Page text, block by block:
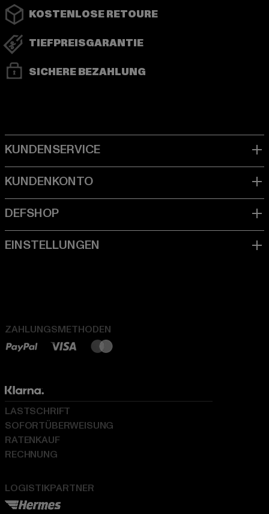
KOSTENLOSE RETOURE
TIEFPREISGARANTIE
SICHERE BEZAHLUNG
ZAHLUNGSMETHODEN
LOGISTIKPARTNER
LASTSCHRIFT
SOFORTÜBERWEISUNG
RATENKAUF
RECHNUNG